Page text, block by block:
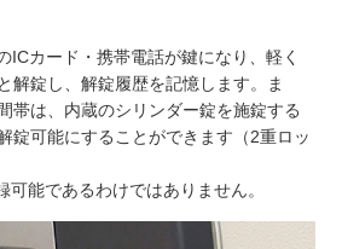
ICカード・携帯電話が鍵になり、軽く
解錠し、解錠履歴を記憶します。ま
帯は、内蔵のシリンダー錠を施錠する
錠可能にすることができます（2重ロッ
能であるわけではありません。